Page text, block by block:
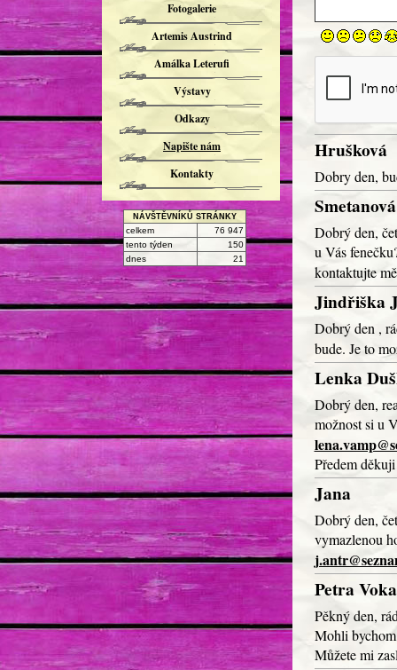
Hrušková
Dobry den,
Dobrý den,
u Vás
kontaktujte
Jindřiška
Dobrý den ,
bude. Je to
Lenka
Dobrý den,
možnost si u
Předem
Jana
Dobrý den,
vymazlenou
Petra
Pěkný den,
Mohli
Můžete mi
Fotogalerie
Artemis Austrind
Amálka Leterufi
Výstavy
Odkazy
Napište nám
Kontakty
NÁVŠTĚVNÍKŮ STRÁNKY
celkem
76 947
tento týden
150
dnes
21